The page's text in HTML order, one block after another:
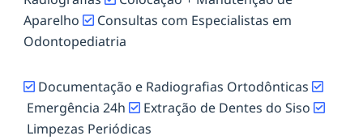
Aparelho
Consultas com Especialistas em
Odontopediatria
Documentação e Radiografias Ortodônticas
Emergência 24h
Extração de Dentes do Siso
Limpezas Periódicas